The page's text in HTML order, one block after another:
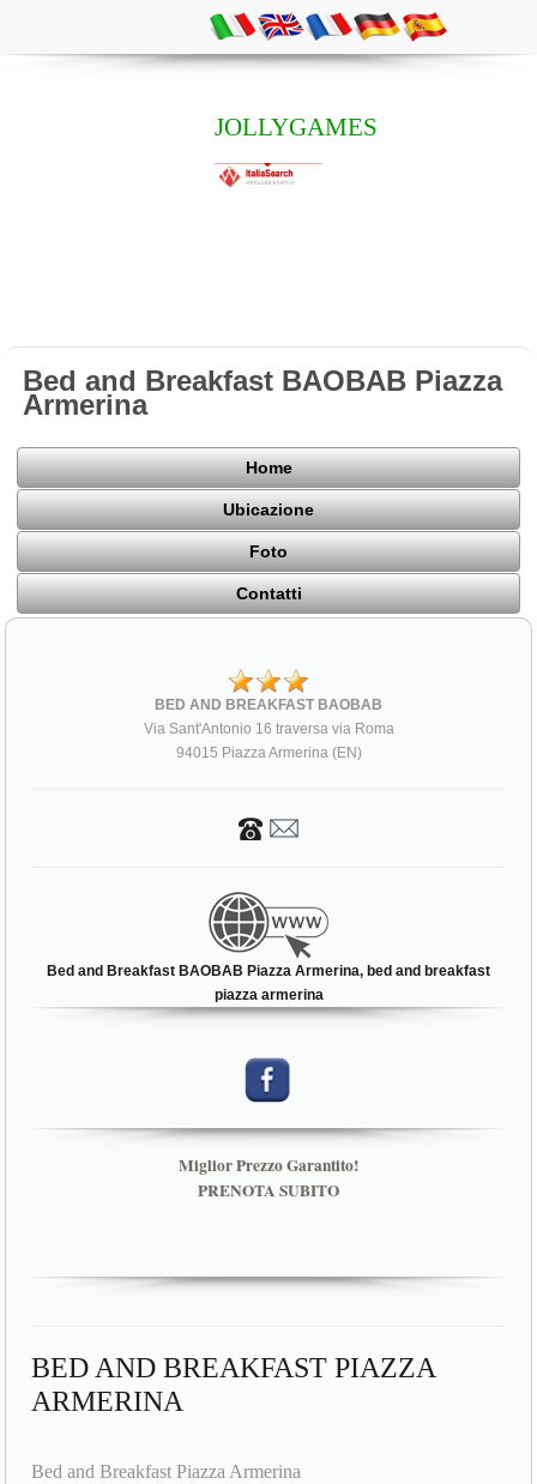
JOLLYGAMES
Bed and Breakfast BAOBAB Piazza
Armerina
Home
Ubicazione
Foto
Contatti
BED AND BREAKFAST BAOBAB
Via Sant'Antonio 16 traversa via Roma
94015 Piazza Armerina (EN)
Bed and Breakfast BAOBAB Piazza Armerina, bed and breakfast
piazza armerina
Miglior Prezzo Garantito!
PRENOTA SUBITO
BED AND BREAKFAST PIAZZA
ARMERINA
Bed and Breakfast Piazza Armerina